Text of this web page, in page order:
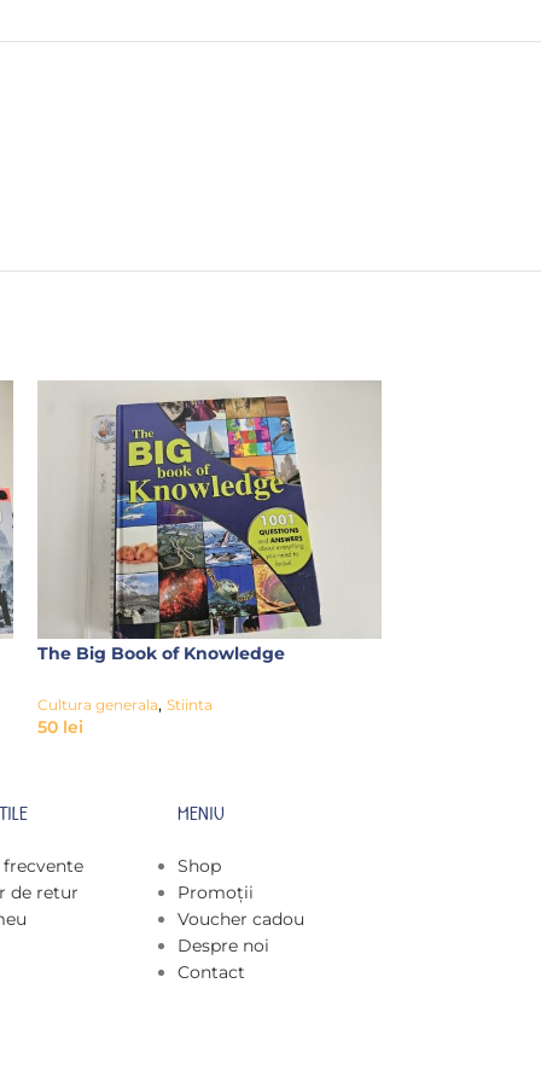
The Big Book of Knowledge
Cultura generala, Stiinta
50 lei
de retur
MENIU
Shop
Promoții
Voucher cadou
Despre noi
Contact